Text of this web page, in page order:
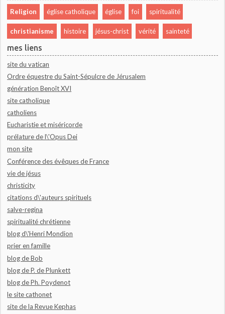
Religion église catholique église foi spiritualité
christianisme histoire jésus-christ vérité sainteté
mes liens
site du vatican
Ordre équestre du Saint-Sépulcre de Jérusalem
génération Benoît XVI
site catholique
catholiens
Eucharistie et miséricorde
prélature de l\'Opus Dei
mon site
Conférence des évêques de France
vie de jésus
christicity
citations d\'auteurs spirituels
salve-regina
spiritualité chrétienne
blog d\'Henri Mondion
prier en famille
blog de Bob
blog de P. de Plunkett
blog de Ph. Poydenot
le site cathonet
site de la Revue Kephas